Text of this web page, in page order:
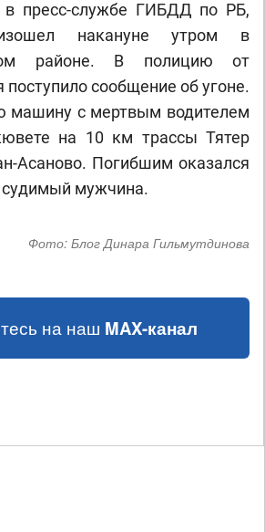
в пресс-службе ГИБДД по РБ,
накануне утром в
районе. В полицию от
поступило сообщение об угоне.
машину с мертвым водителем
на 10 км трассы Тятер
Асаново. Погибшим оказался
судимый мужчина.
Фото: Блог Динара Гильмутдинова
на наш MAX-канал